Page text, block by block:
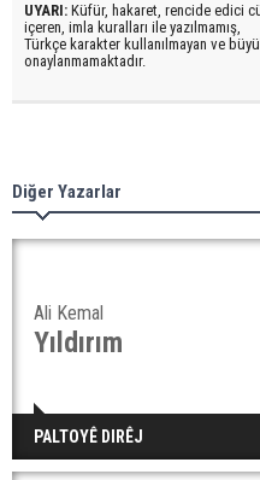
UYARI: Küfür, hakaret, rencide edici
içeren, imla kuralları ile yazılmamış,
Türkçe karakter kullanılmayan ve
onaylanmamaktadır.
Diğer Yazarlar
Ali Kemal
Yıldırım
PALTOYÊ DIRÊJ